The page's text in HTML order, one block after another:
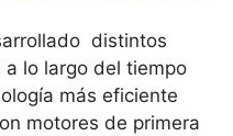
distintos
lo largo del tiempo
más eficiente
motores de primera